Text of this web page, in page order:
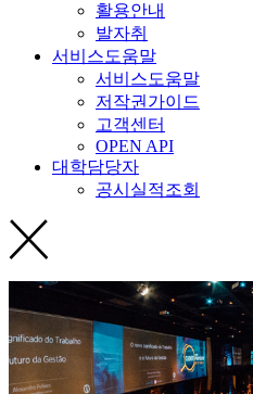
활용안내
발자취
서비스도움말
서비스도움말
저작권가이드
고객센터
OPEN API
대학담당자
공시실적조회